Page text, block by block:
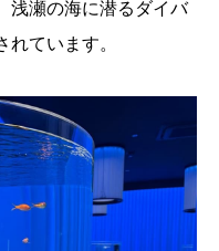
浅瀬の海に潜るダイバ
ています。